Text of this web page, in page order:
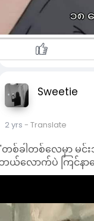
Sweetie
2 yrs - Translate
တစ်ခါတစ်လေမှာ မ
ယ်လောက်ပဲ ကြင်နာ